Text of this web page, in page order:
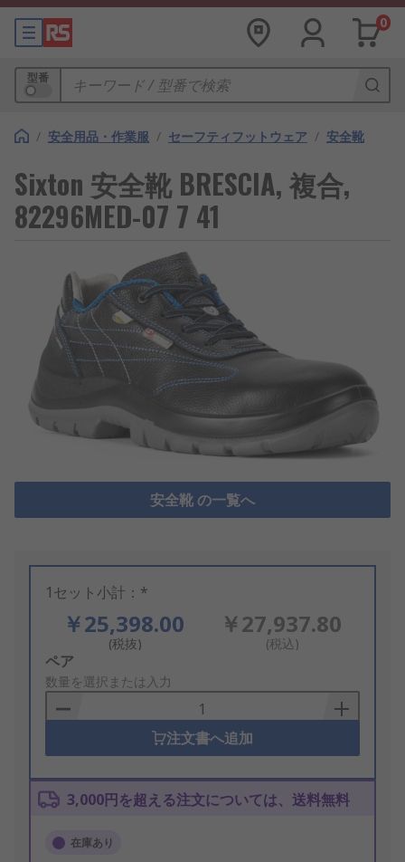
0
型番
/ 安全用品・作業服 / セーフティフットウェア / 安全靴
Sixton 安全靴 BRESCIA, 複合,
82296MED-07 7 41
安全靴 の一覧へ
1セット小計：*
￥25,398.00
(税抜)
￥27,937.80
(税込)
Add
to
Basket
ペア
数量を選択または入力
注文書へ追加
3,000円を超える注文については、送料無料
在庫あり